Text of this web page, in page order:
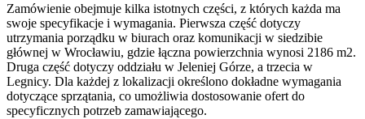
Zamówienie obejmuje kilka istotnych części, z których każda ma
swoje specyfikacje i wymagania. Pierwsza część dotyczy
utrzymania porządku w biurach oraz komunikacji w siedzibie
głównej w Wrocławiu, gdzie łączna powierzchnia wynosi 2186 m2.
Druga część dotyczy oddziału w Jeleniej Górze, a trzecia w
Legnicy. Dla każdej z lokalizacji określono dokładne wymagania
dotyczące sprzątania, co umożliwia dostosowanie ofert do
specyficznych potrzeb zamawiającego.